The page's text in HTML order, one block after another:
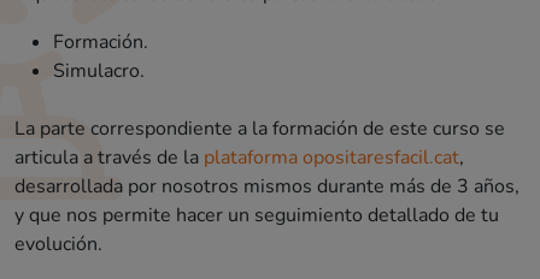
Formación.
Simulacro.
La parte correspondiente a la formación de este curso se
articula a través de la plataforma opositaresfacil.cat,
desarrollada por nosotros mismos durante más de 3 años,
y que nos permite hacer un seguimiento detallado de tu
evolución.